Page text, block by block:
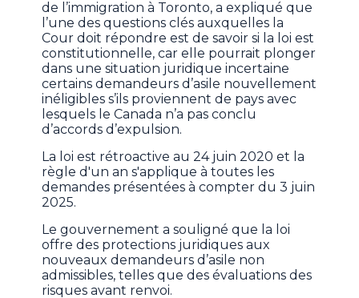
de l’immigration à Toronto, a expliqué que
l’une des questions clés auxquelles la
Cour doit répondre est de savoir si la loi est
constitutionnelle, car elle pourrait plonger
dans une situation juridique incertaine
certains demandeurs d’asile nouvellement
inéligibles s’ils proviennent de pays avec
lesquels le Canada n’a pas conclu
d’accords d’expulsion.
La loi est rétroactive au 24 juin 2020 et la
règle d'un an s'applique à toutes les
demandes présentées à compter du 3 juin
2025.
Le gouvernement a souligné que la loi
offre des protections juridiques aux
nouveaux demandeurs d’asile non
admissibles, telles que des évaluations des
risques avant renvoi.